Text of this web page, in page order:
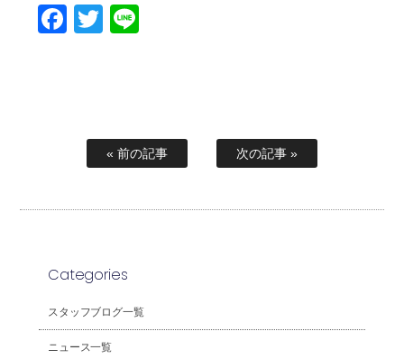
Facebook
Twitter
« 前の記事 次の記事 »
Categories
スタッフブログ一覧
ニュース一覧